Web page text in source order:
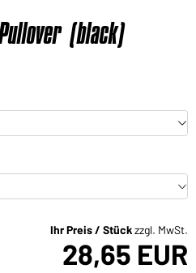
(black)
Ihr Preis / Stückzzgl. MwSt.
28,65 EUR